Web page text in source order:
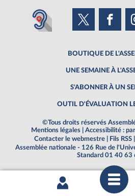
BOUTIQUE DE
UNE SEMAINE À
S'ABONNER À UN
OUTIL D'ÉVALUATION
©Tous droits réservés
Mentions légales
Accessibilité :
Contacter le webmestre
Fils RSS
Assemblée nationale - 126 Rue de
Standard 01 40 63